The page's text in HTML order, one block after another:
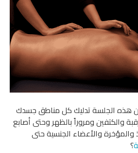
هذه الجلسة تدليك كل مناطق جسدك
والكتفين ومروراً بالظهر وحتى أصابع
والمؤخرة والأعضاء الجنسية حتى
؟